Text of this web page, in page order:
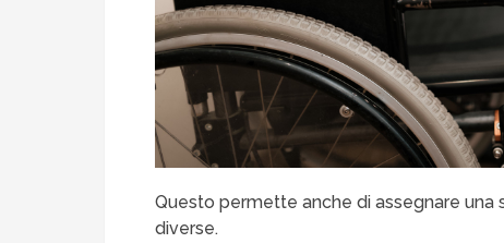
Questo permette anche di assegnare una
diverse.